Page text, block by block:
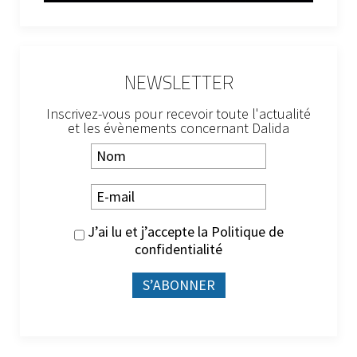
NEWSLETTER
Inscrivez-vous pour recevoir toute l'actualité
et les évènements concernant Dalida
J’ai lu et j’accepte la Politique de
confidentialité